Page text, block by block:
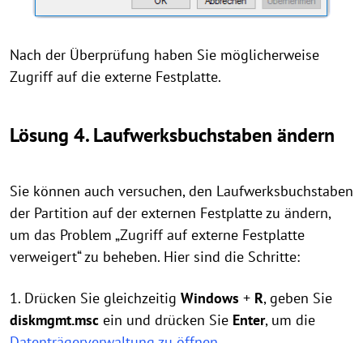
Nach der Überprüfung haben Sie möglicherweise
Zugriff auf die externe Festplatte.
Lösung 4. Laufwerksbuchstaben ändern
Sie können auch versuchen, den Laufwerksbuchstaben
der Partition auf der externen Festplatte zu ändern,
um das Problem „Zugriff auf externe Festplatte
verweigert“ zu beheben. Hier sind die Schritte:
1. Drücken Sie gleichzeitig Windows + R, geben Sie
diskmgmt.msc ein und drücken Sie Enter, um die